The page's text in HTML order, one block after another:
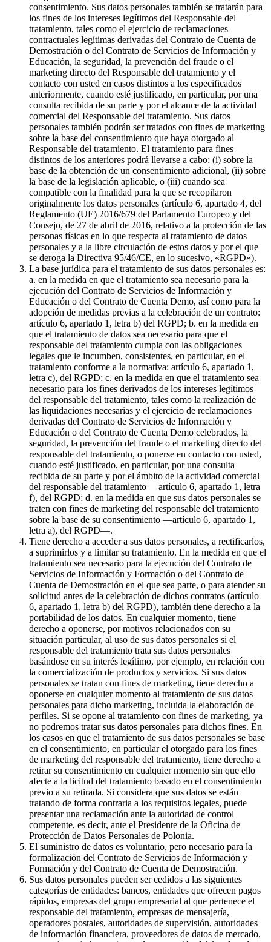
consentimiento. Sus datos personales también se tratarán para
los fines de los intereses legítimos del Responsable del
tratamiento, tales como el ejercicio de reclamaciones
contractuales legítimas derivadas del Contrato de Cuenta de
Demostración o del Contrato de Servicios de Información y
Educación, la seguridad, la prevención del fraude o el
marketing directo del Responsable del tratamiento y el
contacto con usted en casos distintos a los especificados
anteriormente, cuando esté justificado, en particular, por una
consulta recibida de su parte y por el alcance de la actividad
comercial del Responsable del tratamiento. Sus datos
personales también podrán ser tratados con fines de marketing
sobre la base del consentimiento que haya otorgado al
Responsable del tratamiento. El tratamiento para fines
distintos de los anteriores podrá llevarse a cabo: (i) sobre la
base de la obtención de un consentimiento adicional, (ii) sobre
la base de la legislación aplicable, o (iii) cuando sea
compatible con la finalidad para la que se recopilaron
originalmente los datos personales (artículo 6, apartado 4, del
Reglamento (UE) 2016/679 del Parlamento Europeo y del
Consejo, de 27 de abril de 2016, relativo a la protección de las
personas físicas en lo que respecta al tratamiento de datos
personales y a la libre circulación de estos datos y por el que
se deroga la Directiva 95/46/CE, en lo sucesivo, «RGPD»).
La base jurídica para el tratamiento de sus datos personales es:
a. en la medida en que el tratamiento sea necesario para la
ejecución del Contrato de Servicios de Información y
Educación o del Contrato de Cuenta Demo, así como para la
adopción de medidas previas a la celebración de un contrato:
artículo 6, apartado 1, letra b) del RGPD; b. en la medida en
que el tratamiento de datos sea necesario para que el
responsable del tratamiento cumpla con las obligaciones
legales que le incumben, consistentes, en particular, en el
tratamiento conforme a la normativa: artículo 6, apartado 1,
letra c), del RGPD; c. en la medida en que el tratamiento sea
necesario para los fines derivados de los intereses legítimos
del responsable del tratamiento, tales como la realización de
las liquidaciones necesarias y el ejercicio de reclamaciones
derivadas del Contrato de Servicios de Información y
Educación o del Contrato de Cuenta Demo celebrados, la
seguridad, la prevención del fraude o el marketing directo del
responsable del tratamiento, o ponerse en contacto con usted,
cuando esté justificado, en particular, por una consulta
recibida de su parte y por el ámbito de la actividad comercial
del responsable del tratamiento —artículo 6, apartado 1, letra
f), del RGPD; d. en la medida en que sus datos personales se
traten con fines de marketing del responsable del tratamiento
sobre la base de su consentimiento —artículo 6, apartado 1,
letra a), del RGPD—.
Tiene derecho a acceder a sus datos personales, a rectificarlos,
a suprimirlos y a limitar su tratamiento. En la medida en que el
tratamiento sea necesario para la ejecución del Contrato de
Servicios de Información y Formación o del Contrato de
Cuenta de Demostración en el que sea parte, o para atender su
solicitud antes de la celebración de dichos contratos (artículo
6, apartado 1, letra b) del RGPD), también tiene derecho a la
portabilidad de los datos. En cualquier momento, tiene
derecho a oponerse, por motivos relacionados con su
situación particular, al uso de sus datos personales si el
responsable del tratamiento trata sus datos personales
basándose en su interés legítimo, por ejemplo, en relación con
la comercialización de productos y servicios. Si sus datos
personales se tratan con fines de marketing, tiene derecho a
oponerse en cualquier momento al tratamiento de sus datos
personales para dicho marketing, incluida la elaboración de
perfiles. Si se opone al tratamiento con fines de marketing, ya
no podremos tratar sus datos personales para dichos fines. En
los casos en que el tratamiento de sus datos personales se base
en el consentimiento, en particular el otorgado para los fines
de marketing del responsable del tratamiento, tiene derecho a
retirar su consentimiento en cualquier momento sin que ello
afecte a la licitud del tratamiento basado en el consentimiento
previo a su retirada. Si considera que sus datos se están
tratando de forma contraria a los requisitos legales, puede
presentar una reclamación ante la autoridad de control
competente, es decir, ante el Presidente de la Oficina de
Protección de Datos Personales de Polonia.
El suministro de datos es voluntario, pero necesario para la
formalización del Contrato de Servicios de Información y
Formación y del Contrato de Cuenta de Demostración.
Sus datos personales pueden ser cedidos a las siguientes
categorías de entidades: bancos, entidades que ofrecen pagos
rápidos, empresas del grupo empresarial al que pertenece el
responsable del tratamiento, empresas de mensajería,
operadores postales, autoridades de supervisión, autoridades
de información financiera, proveedores de datos de mercado,